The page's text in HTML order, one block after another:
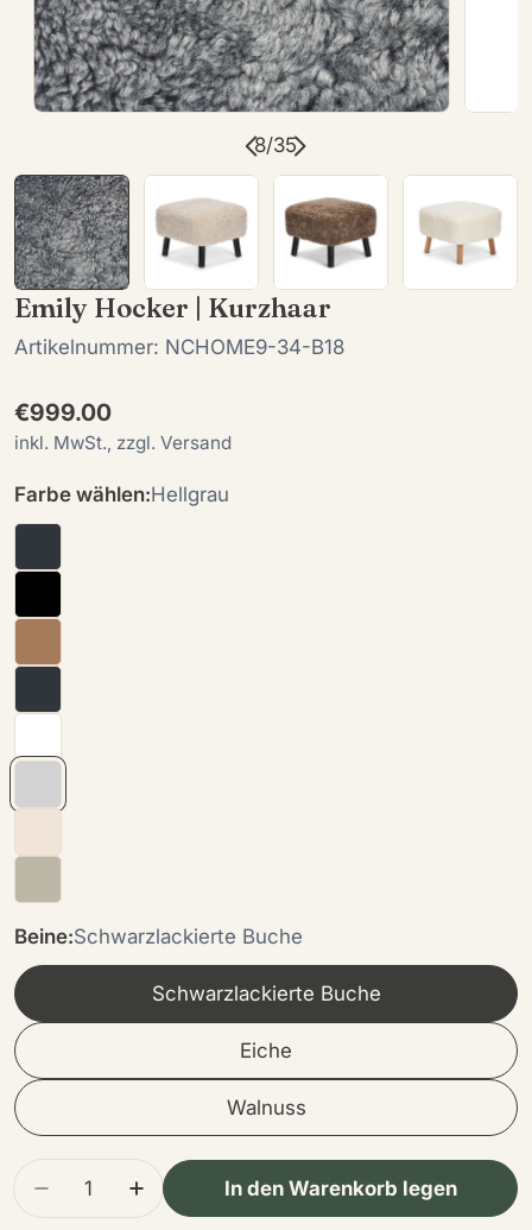
8/35
Emily Hocker | Kurzhaar
Artikelnummer: NCHOME9-34-B18
Regulärer
Preis
€999.00
inkl. MwSt., zzgl. Versand
Farbe wählen:Hellgrau
Beine:Schwarzlackierte Buche
Schwarzlackierte Buche
Eiche
Walnuss
Menge
Menge für Emily Hocker | Kurzhaar verringern
Menge für Emily Hocker | Kurzhaar
In den Warenkorb legen